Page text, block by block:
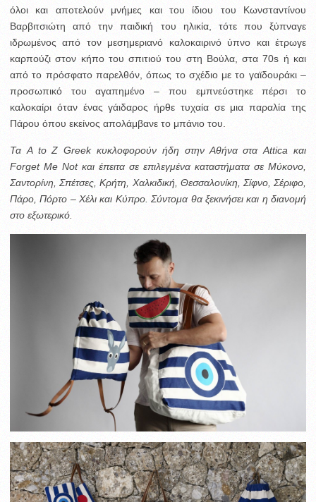
όλοι και αποτελούν μνήμες και του ίδιου του Κωνσταντίνου
Βαρβιτσιώτη από την παιδική του ηλικία, τότε που ξύπναγε
ιδρωμένος από τον μεσημεριανό καλοκαιρινό ύπνο και έτρωγε
καρπούζι στον κήπο του σπιτιού του στη Βούλα, στα 70s ή και
από το πρόσφατο παρελθόν, όπως το σχέδιο με το γαϊδουράκι –
προσωπικό του αγαπημένο – που εμπνεύστηκε πέρσι το
καλοκαίρι όταν ένας γάιδαρος ήρθε τυχαία σε μια παραλία της
Πάρου όπου εκείνος απολάμβανε το μπάνιο του.
Τα A to Z Greek κυκλοφορούν ήδη στην Αθήνα στα Attica και
Forget Me Not και έπειτα σε επιλεγμένα καταστήματα σε Μύκονο,
Σαντορίνη, Σπέτσες, Κρήτη, Χαλκιδική, Θεσσαλονίκη, Σίφνο, Σέριφο,
Πάρο, Πόρτο – Χέλι και Κύπρο. Σύντομα θα ξεκινήσει και η διανομή
στο εξωτερικό.